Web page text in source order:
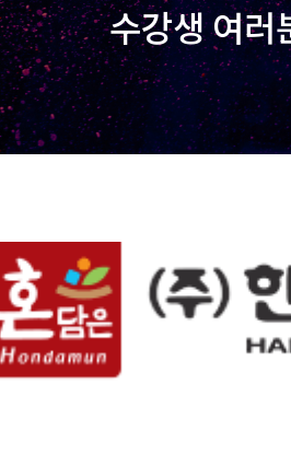
수강생 여러